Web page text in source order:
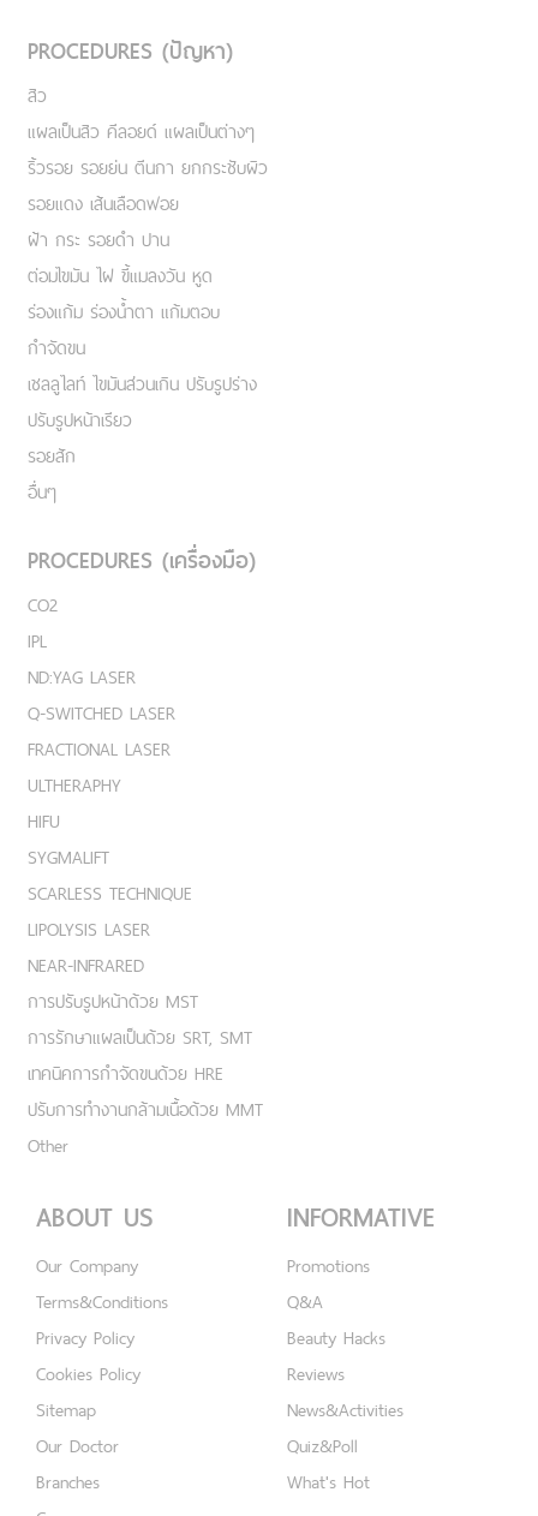
PROCEDURES (ปัญหา)
สิว
แผลเป็นสิว คีลอยด์ แผลเป็นต่างๆ
ริ้วรอย รอยย่น ตีนกา ยกกระชับผิว
รอยแดง เส้นเลือดฟอย
ฝ้า กระ รอยดำ ปาน
ต่อมไขมัน ไฝ ขี้แมลงวัน หูด
ร่องแก้ม ร่องน้ำตา แก้มตอบ
กำจัดขน
เชลลูไลท์ ไขมันส่วนเกิน ปรับรูปร่าง
ปรับรูปหน้าเรียว
รอยสัก
อื่นๆ
PROCEDURES (เครื่องมือ)
CO2
IPL
ND:YAG LASER
Q-SWITCHED LASER
FRACTIONAL LASER
ULTHERAPHY
HIFU
SYGMALIFT
SCARLESS TECHNIQUE
LIPOLYSIS LASER
NEAR-INFRARED
การปรับรูปหน้าด้วย MST
การรักษาแผลเป็นด้วย SRT, SMT
เทคนิคการกำจัดขนด้วย HRE
ปรับการทำงานกล้ามเนื้อด้วย MMT
Other
ABOUT US
Our Company
Terms&Conditions
Privacy Policy
Cookies Policy
Sitemap
Our Doctor
Branches
INFORMATIVE
Promotions
Q&A
Beauty Hacks
Reviews
News&Activities
Quiz&Poll
What's Hot